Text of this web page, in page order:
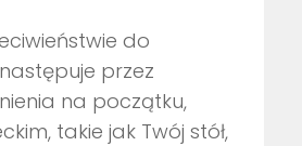
do
przez
na początku,
takie jak Twój stół,